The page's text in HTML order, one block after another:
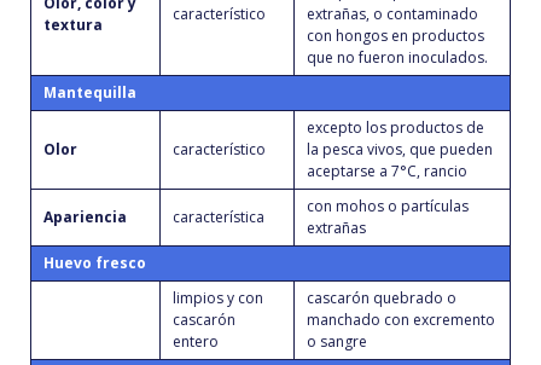
textura
característico
extrañas, o contaminado
con hongos en productos
que no fueron inoculados.
Mantequilla
Olor característico
excepto los productos de
la pesca vivos, que pueden
aceptarse a 7°C, rancio
Apariencia característica
con mohos o partículas
extrañas
Huevo fresco
limpios y con
cascarón
entero
cascarón quebrado o
manchado con excremento
o sangre